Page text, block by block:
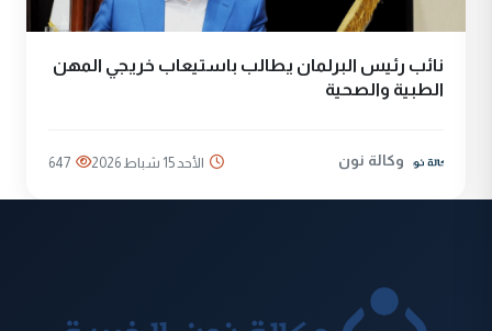
نائب رئيس البرلمان يطالب باستيعاب خريجي المهن
الطبية والصحية
وكالة نون الأحد 15 شباط 2026 647